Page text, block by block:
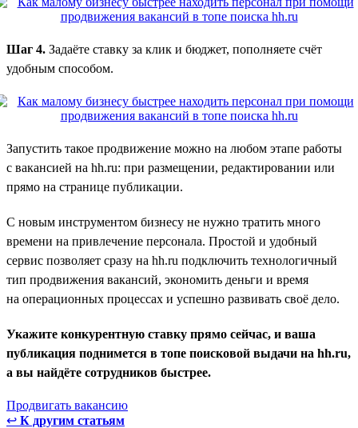
Шаг 4. Задаёте ставку за клик и бюджет, пополняете счёт
удобным способом.
Запустить такое продвижение можно на любом этапе работы
с вакансией на hh.ru: при размещении, редактировании или
прямо на странице публикации.
С новым инструментом бизнесу не нужно тратить много
времени на привлечение персонала. Простой и удобный
сервис позволяет сразу на hh.ru подключить технологичный
тип продвижения вакансий, экономить деньги и время
на операционных процессах и успешно развивать своё дело.
Укажите конкурентную ставку прямо сейчас, и ваша
публикация поднимется в топе поисковой выдачи на hh.ru,
а вы найдёте сотрудников быстрее.
Продвигать вакансию
↩ К другим статьям